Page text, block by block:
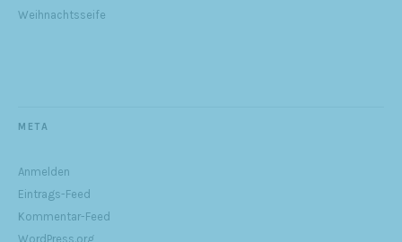
Weihnachtsseife
META
Anmelden
Eintrags-Feed
Kommentar-Feed
WordPress.org